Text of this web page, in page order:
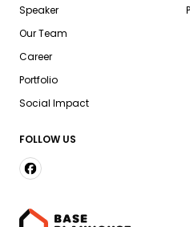
FOLLOW US
Speaker
Our Team
Career
Portfolio
Social Impact